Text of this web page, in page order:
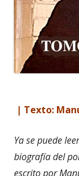
| Texto:
Ya se puede
biografía del
escrito por